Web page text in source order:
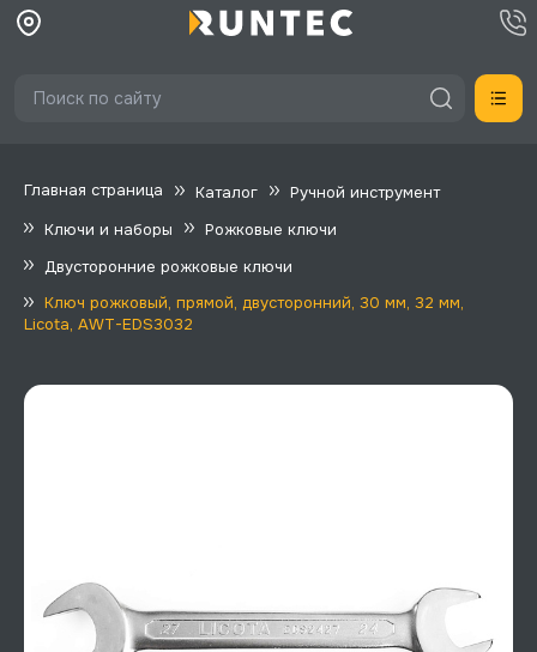
Главная страница Каталог
Ручной инструмент
Ключи и наборы
Рожковые ключи
Двусторонние рожковые ключи
Ключ рожковый, прямой, двусторонний, 30 мм, 32 мм,
Licota, AWT-EDS3032